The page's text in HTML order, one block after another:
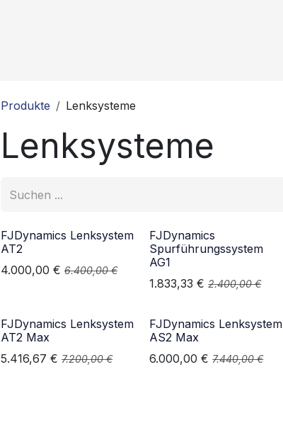
Produkte Lenksysteme
Lenksysteme
FJDynamics Lenksystem
AT2
4.000,00 € 6.400,00€
FJDynamics
Spurführungssystem
AG1
1.833,33 € 2.400,00€
FJDynamics Lenksystem
AT2 Max
5.416,67 € 7.200,00€
FJDynamics Lenksystem
AS2 Max
6.000,00 € 7.440,00€